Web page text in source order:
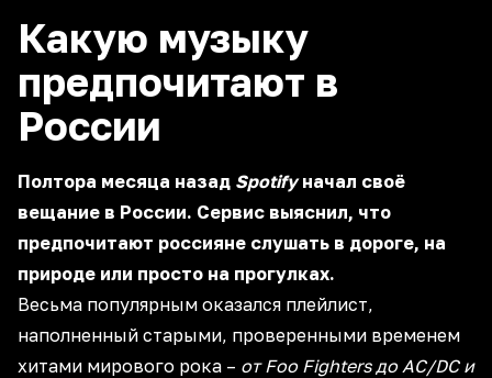
Какую музыку
предпочитают в
России
Полтора месяца назад Spotifyначал своё
вещание в России. Сервис выяснил, что
предпочитают россияне слушать в дороге, на
природе или просто на прогулках.
Весьма популярным оказался плейлист,
наполненный старыми, проверенными временем
хитами мирового рока – от Foo Fighters до AC/DC и